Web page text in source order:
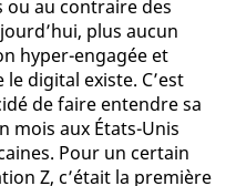
ou au contraire des
plus aucun
hyper-engagée et
digital existe. C’est
de faire entendre sa
mois aux États-Unis
Pour un certain
Z, c’était la première